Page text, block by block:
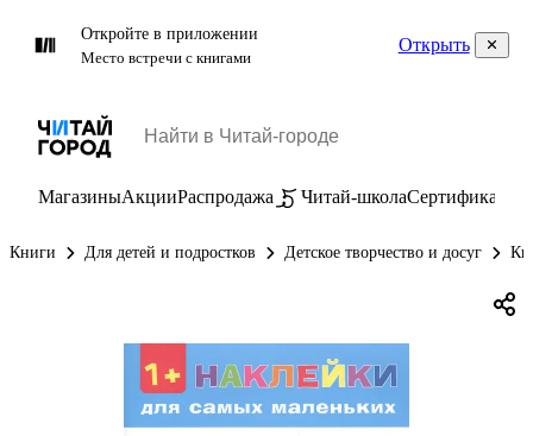
Откройте в приложении
Место встречи с книгами
Открыть
МагазиныАкцииРаспродажа Читай-школаСертификаты
Книги Для детей и подростков Детское творчество и досуг